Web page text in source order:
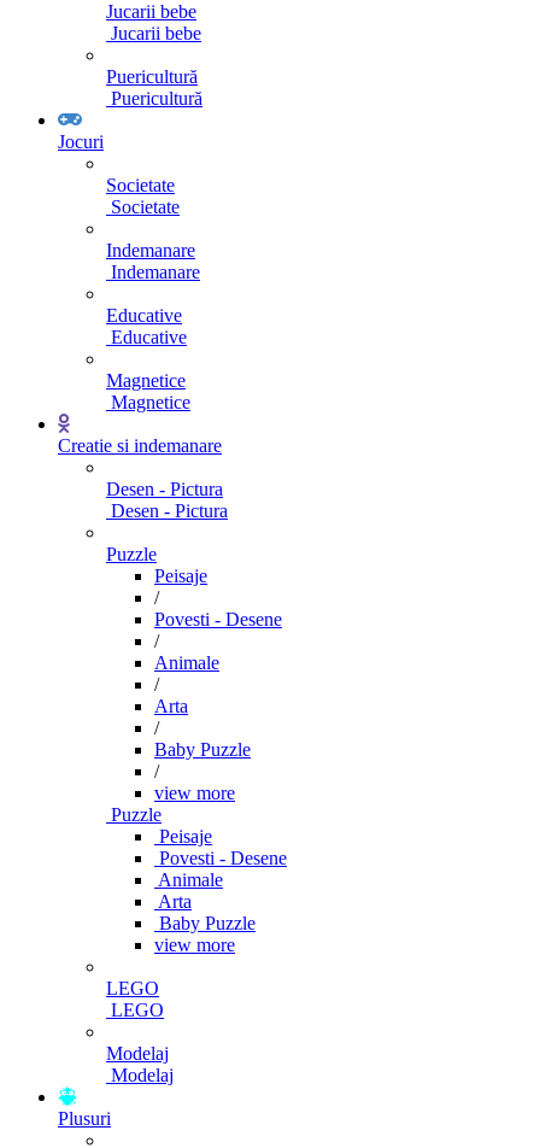
Jucarii bebe
Jucarii bebe
Puericultură
Puericultură
Jocuri
Societate
Societate
Indemanare
Indemanare
Educative
Educative
Magnetice
Magnetice
Creatie si indemanare
Desen - Pictura
Desen - Pictura
Puzzle
Peisaje
/
Povesti - Desene
/
Animale
/
Arta
/
Baby Puzzle
/
view more
Puzzle
Peisaje
Povesti - Desene
Animale
Arta
Baby Puzzle
view more
LEGO
LEGO
Modelaj
Modelaj
Plusuri